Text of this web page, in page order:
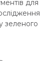
для
зеленого